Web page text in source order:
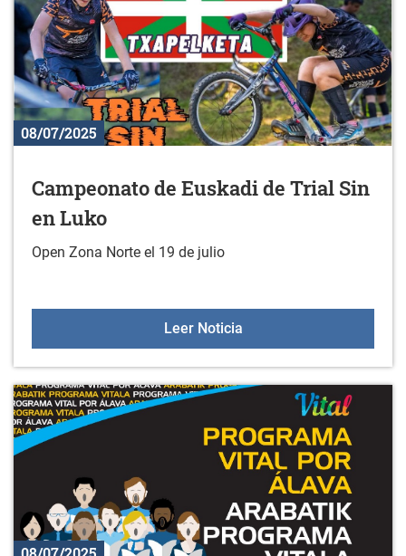
08/07/2025
Campeonato de Euskadi de Trial Sin
en Luko
Open Zona Norte el 19 de julio
Leer NoticiaCampeonato de Euskadi